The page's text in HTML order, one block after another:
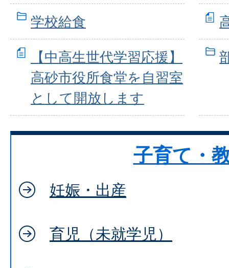
学校給食
【中高生世代学習応援】
高砂市役所食堂を自習室
として開放します
子育て・
妊娠・出産
育児（未就学児）